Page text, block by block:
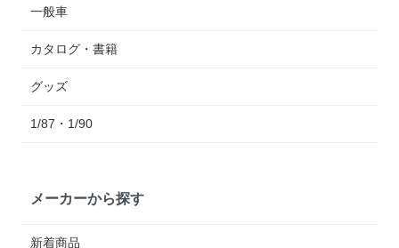
一般車
カタログ・書籍
グッズ
1/87・1/90
メーカーから探す
新着商品